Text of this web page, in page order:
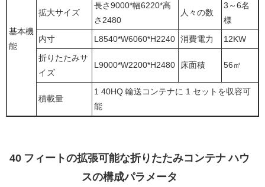
基本機
能
拡大サイズ
長さ9000*幅6220*高
さ2480
人々の数
3～6名
様
内寸
L8540*W6060*H2240 消費電力
12KW
折りたたみサ
イズ
L9000*W2200*H2480 床面積 56㎡
積載量
1 40HQ 輸送コンテナに 1 セットを収容可
能
40 フィートの拡張可能な折りたたみコンテナ ハウ
スの構成パラメータ